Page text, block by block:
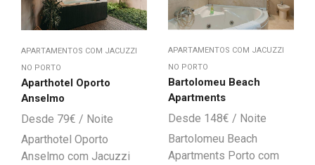
APARTAMENTOS COM JACUZZI
NO PORTO
Aparthotel Oporto
Anselmo
79€
Aparthotel Oporto
Anselmo com Jacuzzi
APARTAMENTOS COM JACUZZI
NO PORTO
Bartolomeu Beach
Apartments
148€
Bartolomeu Beach
Apartments Porto com